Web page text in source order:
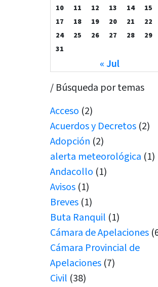
10
11 12 13 14 15
17
18 19 20 21 22
24
25 26 27 28 29
31
« Jul
/ Búsqueda por temas
Acceso (2)
Acuerdos y Decretos (2)
Adopción (2)
alerta meteorológica (1)
Andacollo (1)
Avisos (1)
Breves (1)
Buta Ranquil (1)
Cámara de Apelaciones
Cámara Provincial de
Apelaciones (7)
Civil (38)